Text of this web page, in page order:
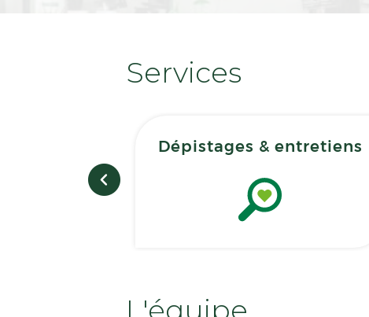
Services
Dépistages & entretiens
L'équipe